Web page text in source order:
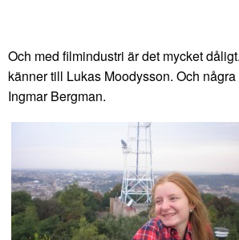
Och med filmindustri är det mycket
känner till Lukas Moodysson. Och
Ingmar Bergman.